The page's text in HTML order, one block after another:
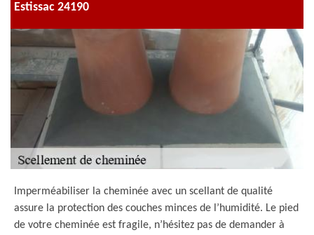
Estissac 24190
Imperméabiliser la cheminée avec un scellant de qualité
assure la protection des couches minces de l’humidité. Le pied
de votre cheminée est fragile, n’hésitez pas de demander à